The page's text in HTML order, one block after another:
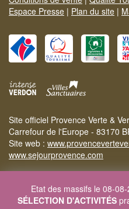
Espace Presse | Plan du site |
Site officiel Provence Verte &
Carrefour de l'Europe - 83170
Site web :
www.sejourprovence.com
Etat des massifs le 08-
SÉLECTION D'ACTIVITÉS